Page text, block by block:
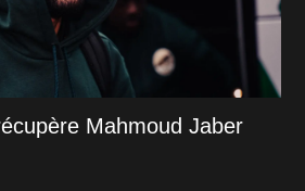
Mahmoud Jaber